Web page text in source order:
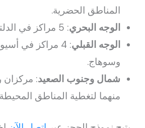
المناطق الحضرية.
الوجه البحري: 5 مراكز في الدلتا.
الوجه القبلي
: 4 مراكز في
وسوهاج.
شمال وجنوب الصعيد: مركزان
منهما لتغطية المناطق